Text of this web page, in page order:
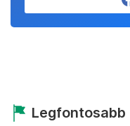
Legfontosabb